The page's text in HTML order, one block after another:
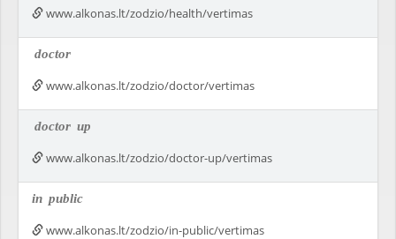
www.alkonas.lt/zodzio/health/vertimas
doctor
www.alkonas.lt/zodzio/doctor/vertimas
doctor up
www.alkonas.lt/zodzio/doctor-up/vertimas
in public
www.alkonas.lt/zodzio/in-public/vertimas